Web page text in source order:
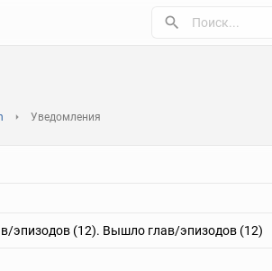
Уведомления
эпизодов (12). Вышло глав/эпизодов (12)